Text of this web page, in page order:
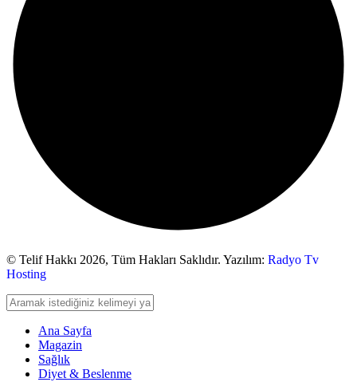
© Telif Hakkı 2026, Tüm Hakları Saklıdır. Yazılım: Radyo Tv
Hosting
Ana Sayfa
Magazin
Sağlık
Diyet & Beslenme